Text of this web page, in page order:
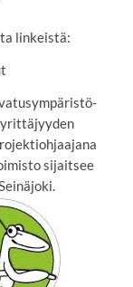
linkeistä:
yrittäjyyden
sijaitsee